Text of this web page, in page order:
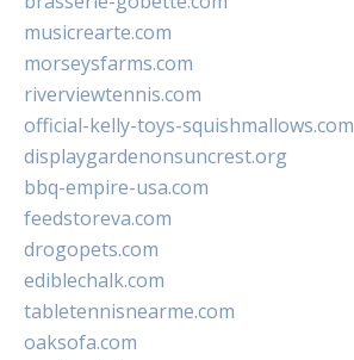
musicrearte.com
morseysfarms.com
riverviewtennis.com
official-kelly-toys-squishmallows.com
displaygardenonsuncrest.org
bbq-empire-usa.com
feedstoreva.com
drogopets.com
ediblechalk.com
tabletennisnearme.com
oaksofa.com